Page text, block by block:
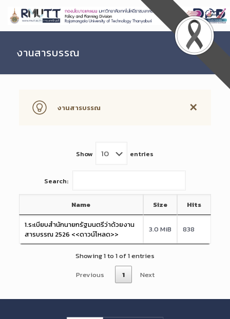
Content
งานสารบรรณ
งานสารบรรณ ✕
Show entries
Search:
Name Size Hits
1.ระเบียบสำนักนายกรัฐมนตรีว่าด้วยงาน
สารบรรณ 2526 <<ดาวน์โหลด>>
3.0 MiB 838
Showing 1 to 1 of 1 entries
Previous
1 Next